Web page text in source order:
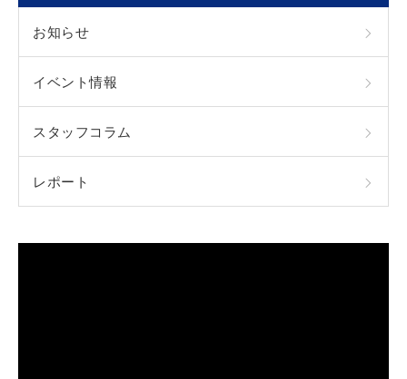
お知らせ
イベント情報
スタッフコラム
レポート